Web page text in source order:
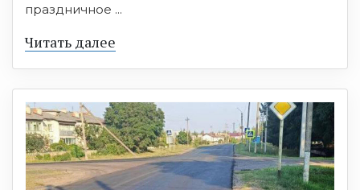
праздничное ...
Читать далее